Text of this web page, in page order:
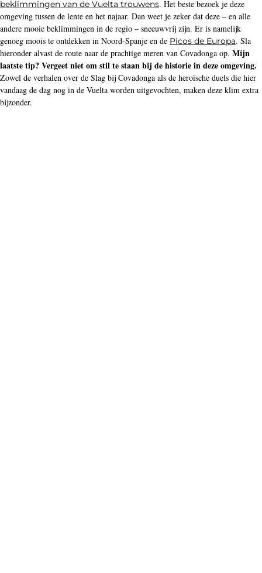
beklimmingen van de Vuelta trouwens. Het beste bezoek je deze
omgeving tussen de lente en het najaar. Dan weet je zeker dat deze – en alle
andere mooie beklimmingen in de regio – sneeuwvrij zijn. Er is namelijk
genoeg moois te ontdekken in Noord-Spanje en de Picos de Europa. Sla
hieronder alvast de route naar de prachtige meren van Covadonga op. Mijn
laatste tip? Vergeet niet om stil te staan bij de historie in deze omgeving.
Zowel de verhalen over de Slag bij Covadonga als de heroïsche duels die hier
vandaag de dag nog in de Vuelta worden uitgevochten, maken deze klim extra
bijzonder.